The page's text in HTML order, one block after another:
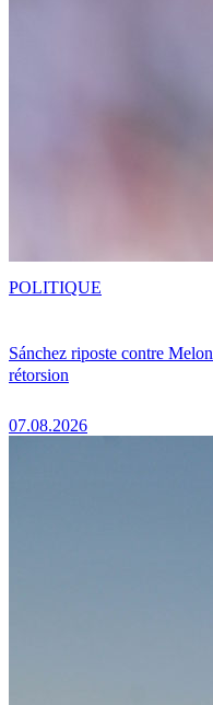
Sánchez riposte contre
rétorsion
07.08.2026
POLITIQUE